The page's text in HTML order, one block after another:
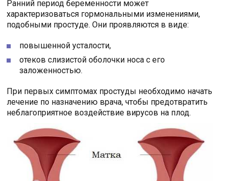
Ранний период беременности может
характеризоваться гормональными изменениями,
подобными простуде. Они проявляются в виде:
повышенной усталости,
отеков слизистой оболочки носа с его
заложенностью.
При первых симптомах простуды необходимо начать
лечение по назначению врача, чтобы предотвратить
неблагоприятное воздействие вирусов на плод.